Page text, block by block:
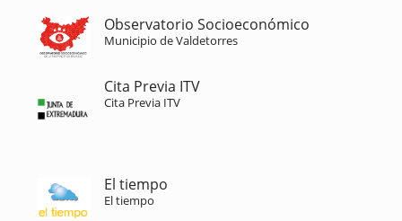
Observatorio Socioeconómico
Municipio de Valdetorres
Cita Previa ITV
Cita Previa ITV
El tiempo
El tiempo